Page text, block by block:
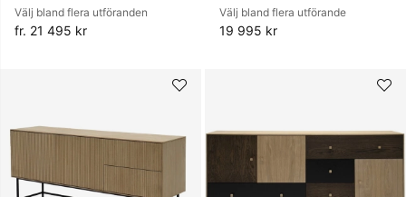
Välj bland flera utföranden
fr. 21 495 kr
Välj bland flera utförande
19 995 kr